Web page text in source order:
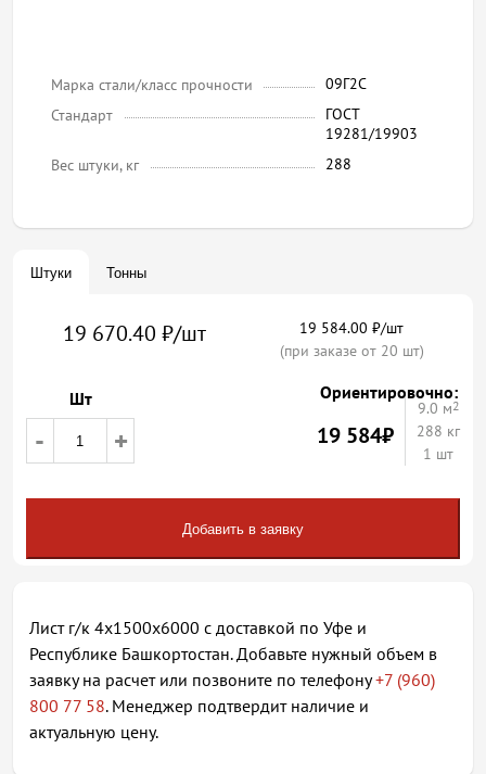
Марка стали/класс прочности
09Г2С
Стандарт
ГОСТ
19281/19903
Вес штуки, кг
288
Штуки Тонны
19 670.40 ₽/шт
19 584.00 ₽/шт
(при заказе от 20 шт)
Шт
- +
Ориентировочно:
19 584₽
9.0 м2
288 кг
1 шт
Добавить в заявку
Лист г/к 4х1500х6000 с доставкой по Уфе и
Республике Башкортостан. Добавьте нужный объем в
заявку на расчет или позвоните по телефону+7 (960)
800 77 58. Менеджер подтвердит наличие и
актуальную цену.